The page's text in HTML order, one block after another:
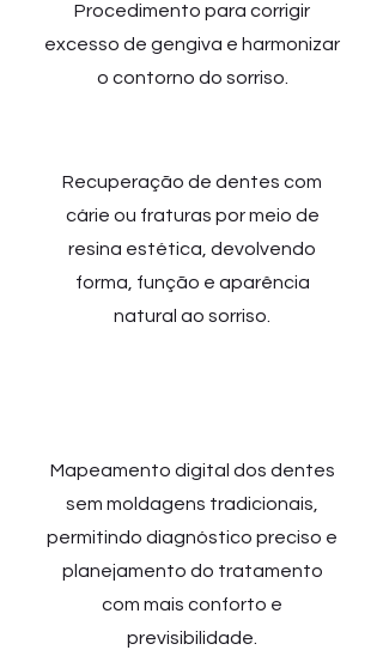
Procedimento para corrigir
excesso de gengiva e harmonizar
o contorno do sorriso.
Recuperação de dentes com
cárie ou fraturas por meio de
resina estética, devolvendo
forma, função e aparência
natural ao sorriso.
Mapeamento digital dos dentes
sem moldagens tradicionais,
permitindo diagnóstico preciso e
planejamento do tratamento
com mais conforto e
previsibilidade.